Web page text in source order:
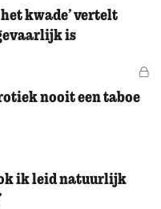
kwade’ vertelt
is
nooit een taboe
ik leid natuurlijk